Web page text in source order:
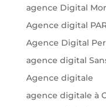
agence Digital
Agence digital
Agence Digital
agence digital
Agence digitale
agence digitale à